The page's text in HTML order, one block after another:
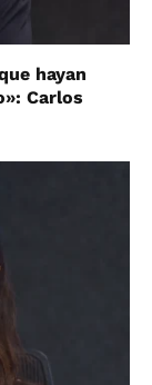
hayan
Carlos